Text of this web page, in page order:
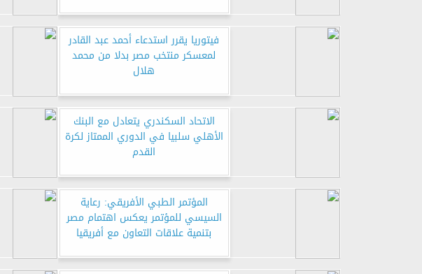
فيتوريا يقرر استدعاء أحمد عبد القادر
لمعسكر منتخب مصر بدلا من محمد
هلال
الاتحاد السكندري يتعادل مع البنك
الأهلي سلبيا في الدوري الممتاز لكرة
القدم
المؤتمر الطبي الأفريقي: رعاية
السيسي للمؤتمر يعكس اهتمام مصر
بتنمية علاقات التعاون مع أفريقيا